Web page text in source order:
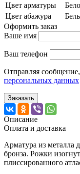
Цвет арматуры
Цвет абажура
Оформить заказ
Ваше имя
Ваш телефон
Отправляя
персональных данных
Заказать
Описание
Оплата и доставка
Арматура из металла
бронза. Рожки
плиссированного